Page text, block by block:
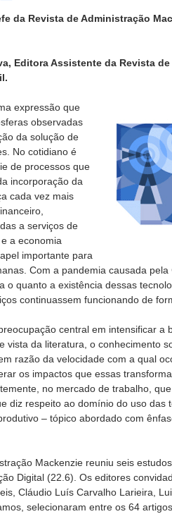
da Revista de Administração
Editora Assistente da Revista
expressão que
observadas
da solução de
No cotidiano é
de processos que
incorporação da
cada vez mais
a serviços de
, e a economia
importante para
Com a pandemia causada
o quanto a existência dessas
continuassem funcionando de
central em intensificar a
vista da literatura, o conhecimento
razão da velocidade com a qual
os impactos que essas
no mercado de trabalho,
diz respeito ao domínio do uso das
– tópico abordado com
Mackenzie reuniu seis
Digital (22.6). Os editores
Cláudio Luís Carvalho Larieira,
selecionaram entre os 64